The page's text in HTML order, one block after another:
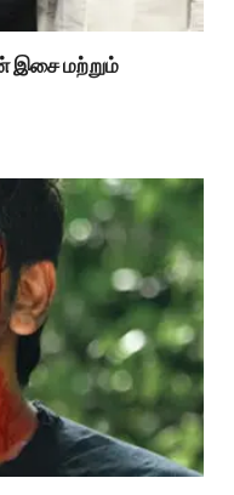
இசை மற்றும்